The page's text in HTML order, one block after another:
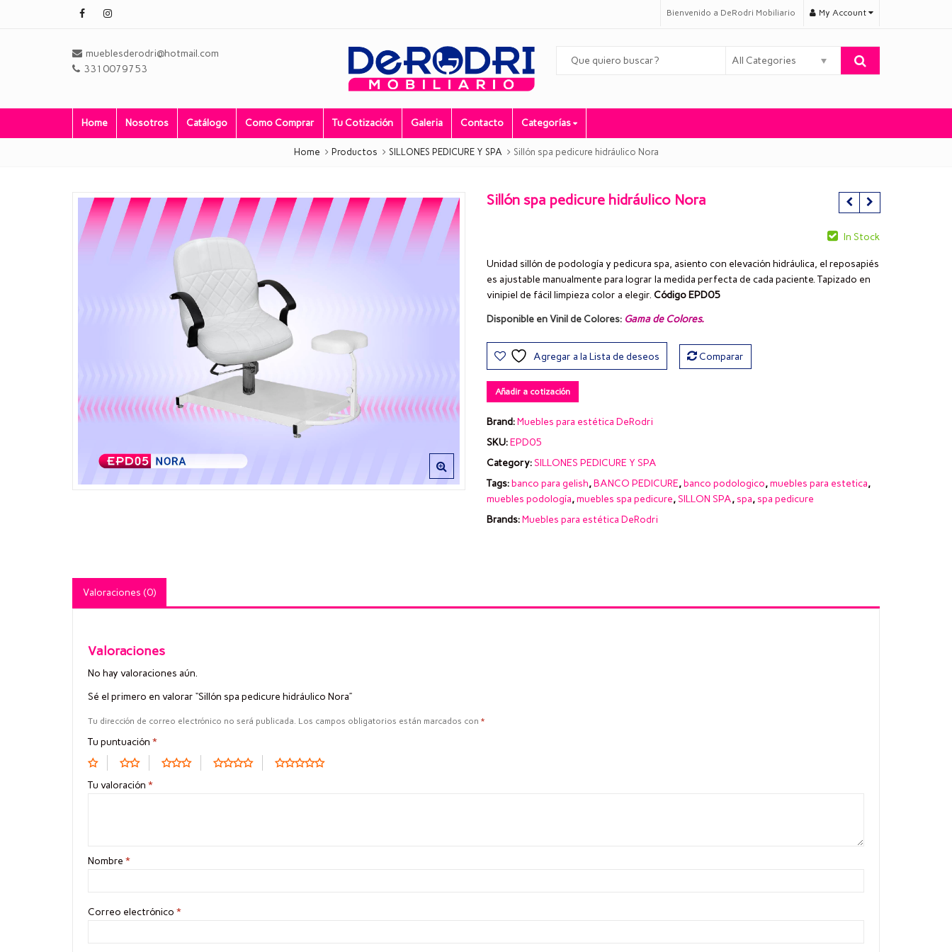
Bienvenido a DeRodri Mobiliario My Account
mueblesderodri@hotmail.com
3310079753
All Categories
Home Nosotros Catálogo Como Comprar Tu Cotización Galeria Contacto Categorías
Home Productos SILLONES PEDICURE Y SPA Sillón spa pedicure hidráulico Nora
Sillón spa pedicure hidráulico Nora
In Stock
Unidad sillón de podología y pedicura spa, asiento con elevación hidráulica, el reposapiés
es ajustable manualmente para lograr la medida perfecta de cada paciente. Tapizado en
vinipiel de fácil limpieza color a elegir. Código EPD05
Disponible en Vinil de Colores: Gama de Colores.
Agregar a la Lista de deseos Comparar
Añadir a cotización
Brand:Muebles para estética DeRodri
SKU:EPD05
Category:SILLONES PEDICURE Y SPA
Tags:banco para gelish,BANCO PEDICURE,banco podologico,muebles para estetica,
muebles podología,muebles spa pedicure,SILLON SPA,spa,spa pedicure
Brands:Muebles para estética DeRodri
Valoraciones (0)
Valoraciones
No hay valoraciones aún.
Sé el primero en valorar “Sillón spa pedicure hidráulico Nora”
Tu dirección de correo electrónico no será publicada. Los campos obligatorios están marcados con *
Tu puntuación *
Tu valoración *
Nombre *
Correo electrónico *